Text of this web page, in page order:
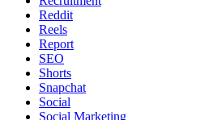
Reddit
Reels
Report
SEO
Shorts
Snapchat
Social
Social Marketing